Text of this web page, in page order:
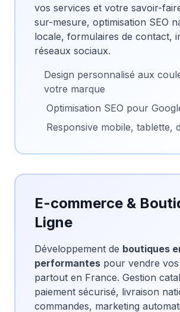
vos services et votre savoir-
sur-mesure, optimisation SEO
locale, formulaires de contact,
réseaux sociaux.
Design personnalisé aux
votre marque
Optimisation SEO pour
Responsive mobile, tablette,
E-commerce &
Ligne
Développement de boutiques
performantes pour vendre
partout en France. Gestion
paiement sécurisé, livraison
commandes, marketing